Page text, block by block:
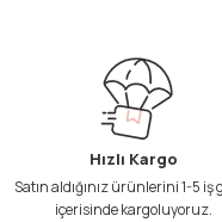
Hızlı Kargo
Satın aldığınız ürünlerini 1-5 iş
içerisinde kargoluyoruz.